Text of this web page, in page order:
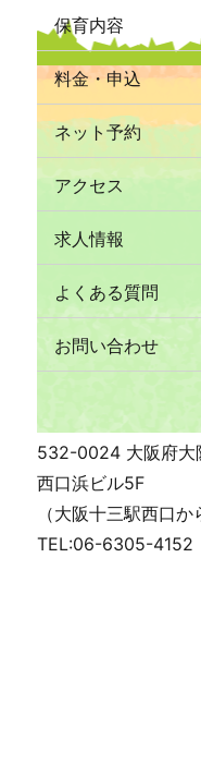
保育内容
料金・申込
ネット予約
アクセス
求人情報
よくある質問
お問い合わせ
532-0024 大阪府大
西口浜ビル5F
（大阪十三駅西口か
TEL:06-6305-4152